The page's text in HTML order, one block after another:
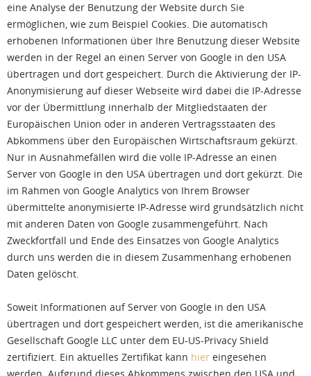
eine Analyse der Benutzung der Website durch Sie
ermöglichen, wie zum Beispiel Cookies. Die automatisch
erhobenen Informationen über Ihre Benutzung dieser Website
werden in der Regel an einen Server von Google in den USA
übertragen und dort gespeichert. Durch die Aktivierung der IP-
Anonymisierung auf dieser Webseite wird dabei die IP-Adresse
vor der Übermittlung innerhalb der Mitgliedstaaten der
Europäischen Union oder in anderen Vertragsstaaten des
Abkommens über den Europäischen Wirtschaftsraum gekürzt.
Nur in Ausnahmefällen wird die volle IP-Adresse an einen
Server von Google in den USA übertragen und dort gekürzt. Die
im Rahmen von Google Analytics von Ihrem Browser
übermittelte anonymisierte IP-Adresse wird grundsätzlich nicht
mit anderen Daten von Google zusammengeführt. Nach
Zweckfortfall und Ende des Einsatzes von Google Analytics
durch uns werden die in diesem Zusammenhang erhobenen
Daten gelöscht.
Soweit Informationen auf Server von Google in den USA
übertragen und dort gespeichert werden, ist die amerikanische
Gesellschaft Google LLC unter dem EU-US-Privacy Shield
zertifiziert. Ein aktuelles Zertifikat kann hier eingesehen